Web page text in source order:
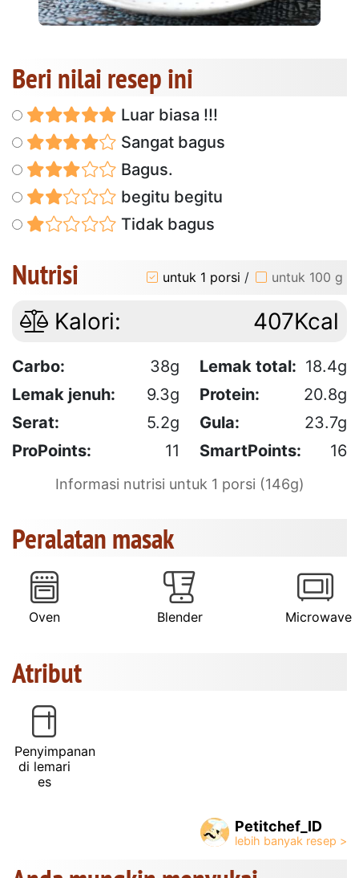
Beri nilai resep ini
Luar biasa !!!
Sangat bagus
Bagus.
begitu begitu
Tidak bagus
Nutrisi untuk 1 porsi / untuk 100 g
Kalori: 407Kcal
Carbo: 38g Lemak total: 18.4g
Lemak jenuh:
9.3g Protein:
20.8g
Serat:
5.2g Gula:
23.7g
ProPoints:
11 SmartPoints: 16
Informasi nutrisi untuk 1 porsi (146g)
Peralatan masak
Oven Blender Microwave
Atribut
Penyimpanan
di lemari
es
Petitchef_ID